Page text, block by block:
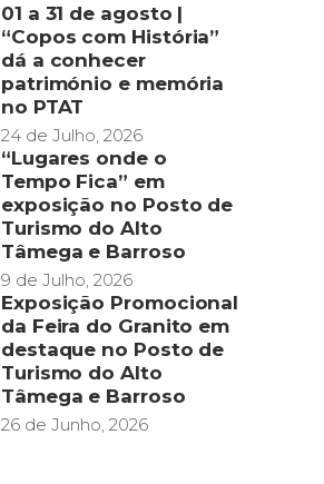
01 a 31 de agosto |
“Copos com História”
dá a conhecer
património e memória
no PTAT
24 de Julho, 2026
“Lugares onde o
Tempo Fica” em
exposição no Posto de
Turismo do Alto
Tâmega e Barroso
9 de Julho, 2026
Exposição Promocional
da Feira do Granito em
destaque no Posto de
Turismo do Alto
Tâmega e Barroso
26 de Junho, 2026